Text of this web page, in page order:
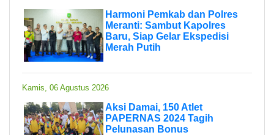
Harmoni Pemkab dan Polres
Meranti: Sambut Kapolres
Baru, Siap Gelar Ekspedisi
Merah Putih
Kamis, 06 Agustus 2026
Aksi Damai, 150 Atlet
PAPERNAS 2024 Tagih
Pelunasan Bonus